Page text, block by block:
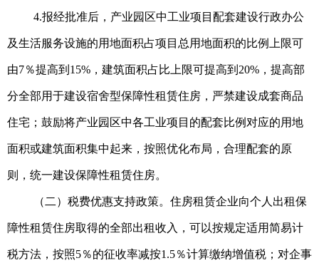
4.报经批准后，产业园区中工业项目配套建设行政办公
及生活服务设施的用地面积占项目总用地面积的比例上限可
由7％提高到15%，建筑面积占比上限可提高到20%，提高部
分全部用于建设宿舍型保障性租赁住房，严禁建设成套商品
住宅；鼓励将产业园区中各工业项目的配套比例对应的用地
面积或建筑面积集中起来，按照优化布局，合理配套的原
则，统一建设保障性租赁住房。
（二）税费优惠支持政策。住房租赁企业向个人出租保
障性租赁住房取得的全部出租收入，可以按规定适用简易计
税方法，按照5％的征收率减按1.5％计算缴纳增值税；对企事